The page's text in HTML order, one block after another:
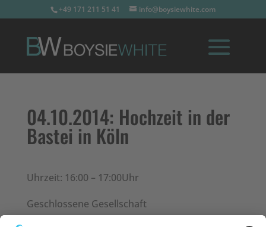
+49 171 211 51 41 info@boysiewhite.com
04.10.2014: Hochzeit in der
Bastei in Köln
Uhrzeit: 16:00 – 17:00Uhr
Geschlossene Gesellschaft